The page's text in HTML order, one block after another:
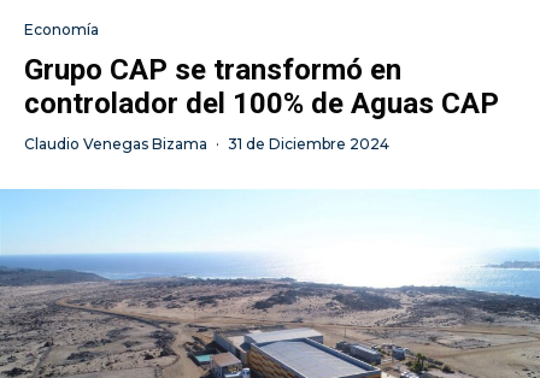
Economía
Grupo CAP se transformó en
controlador del 100% de Aguas CAP
Claudio Venegas Bizama · 31 de Diciembre 2024